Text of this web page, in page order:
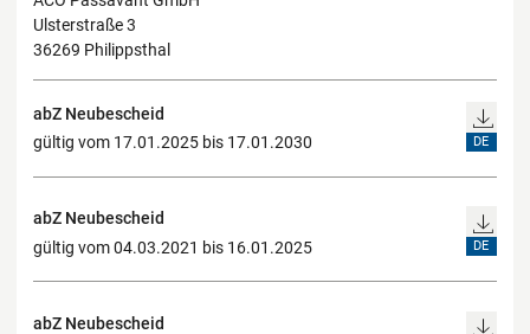
Ulsterstraße 3
36269 Philippsthal
abZ Neubescheid
gültig vom 17.01.2025 bis 17.01.2030
DE
abZ Neubescheid
gültig vom 04.03.2021 bis 16.01.2025
DE
abZ Neubescheid